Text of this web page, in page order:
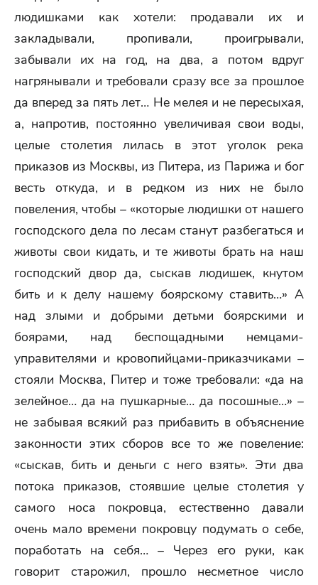
людишками как хотели: продавали их и
закладывали, пропивали, проигрывали,
забывали их на год, на два, а потом вдруг
нагрянывали и требовали сразу все за прошлое
да вперед за пять лет… Не мелея и не пересыхая,
а, напротив, постоянно увеличивая свои воды,
целые столетия лилась в этот уголок река
приказов из Москвы, из Питера, из Парижа и бог
весть откуда, и в редком из них не было
повеления, чтобы – «которые людишки от нашего
господского дела по лесам станут разбегаться и
животы свои кидать, и те животы брать на наш
господский двор да, сыскав людишек, кнутом
бить и к делу нашему боярскому ставить…» А
над злыми и добрыми детьми боярскими и
боярами, над беспощадными немцами-
управителями и кровопийцами-приказчиками –
стояли Москва, Питер и тоже требовали: «да на
зелейное… да на пушкарные… да посошные…» –
не забывая всякий раз прибавить в объяснение
законности этих сборов все то же повеление:
«сыскав, бить и деньги с него взять». Эти два
потока приказов, стоявшие целые столетия у
самого носа покровца, естественно давали
очень мало времени покровцу подумать о себе,
поработать на себя… – Через его руки, как
говорит старожил, прошло несметное число